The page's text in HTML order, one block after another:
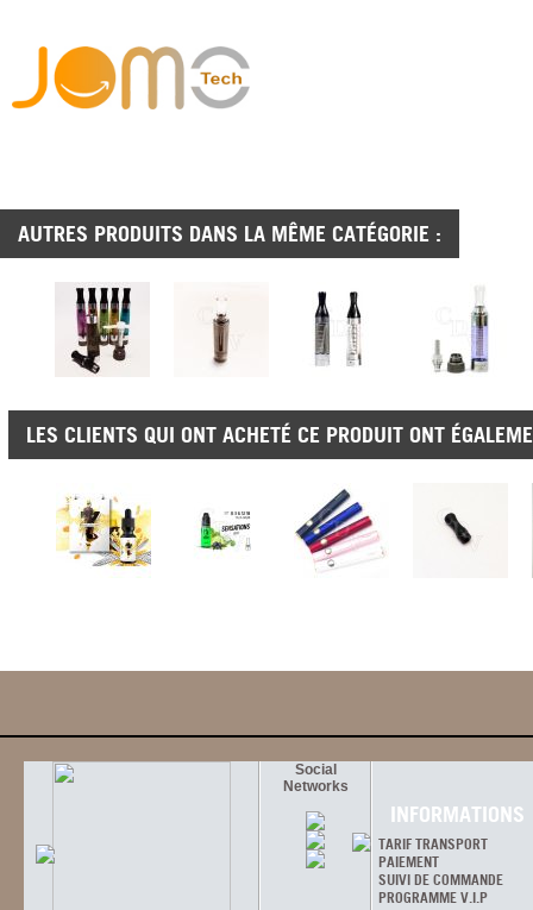
AUTRES PRODUITS DANS LA MÊME CATÉGORIE :
LES CLIENTS QUI ONT ACHETÉ CE PRODUIT ONT
Social
Networks
INFORMATIONS
TARIF TRANSPORT
PAIEMENT
SUIVI DE COMMANDE
PROGRAMME V.I.P